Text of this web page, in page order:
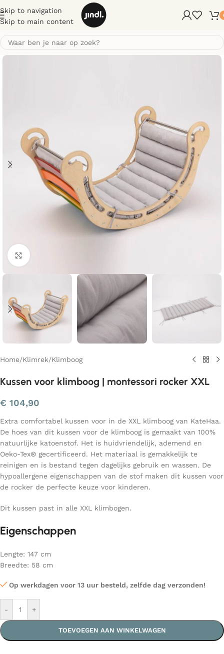
Skip to navigation
Skip to main content
Klik om te vergroten
Home/Klimrek/Klimboog
Kussen voor klimboog | montessori rocker XXL
€ 104,90
Extra comfortabel kussen voor in de XXL klimboog van KateHaa.
De hoes van dit kussen voor de klimboog is gemaakt van 100%
natuurlijke katoenstof. Het is huidvriendelijk, ademend en
Oeko-Tex® gecertificeerd. Het materiaal is gemakkelijk te
reinigen en is bestand tegen dagelijks gebruik en wassen. De
hypoallergene eigenschappen van de stof maken dit kussen voor
de rocker de perfecte keuze voor kinderen.
Dit kussen past in alle XXL klimbogen.
Eigenschappen
Lengte: 147 cm
Breedte: 58 cm
Op werkdagen voor 13 uur besteld, zelfde dag verzonden!
- +
TOEVOEGEN AAN WINKELWAGEN